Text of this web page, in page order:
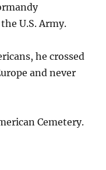
U.S. Army.
he crossed
and never
Cemetery.